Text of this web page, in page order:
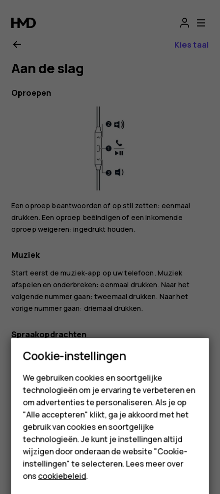
Nokia
active
wired
earphones
Smartphones
Feature phones
Accessoires
HMD Terra M
Voor bedrijven
Tablets
Shop
Kies taal
Aan de slag
Oproepen
Een oproep beantwoorden of op stil zetten: eenmaal
drukken. Een oproep beëindigen of een inkomende
oproep weigeren: ingedrukt houden.
Muziek
Start eerst de muziek-app op uw telefoon. Muziek
afspelen en onderbreken: eenmaal drukken. Naar het
volgende nummer gaan: tweemaal drukken. Naar het
vorige nummer gaan: driemaal drukken.
Spraakopdrachten
Ingedrukt houden totdat de spraakassistent is
geactiveerd, knop loslaten en beginnen met spreken.
Adjust volume
Volume bijstellen: Gebruik de knoppen (2) en (3).
Was deze informatie nuttig?
Cookie-instellingen
We gebruiken cookies en soortgelijke
technologieën om je ervaring te verbeteren en
om advertenties te personaliseren. Als je op
"Alle accepteren" klikt, ga je akkoord met het
gebruik van cookies en soortgelijke
technologieën. Je kunt je instellingen altijd
wijzigen door onderaan de website "Cookie-
instellingen" te selecteren. Lees meer over
onscookiebeleid.